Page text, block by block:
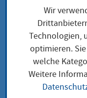
umschreiben
Wir
Technologien,
optimieren.
welche
Weitere